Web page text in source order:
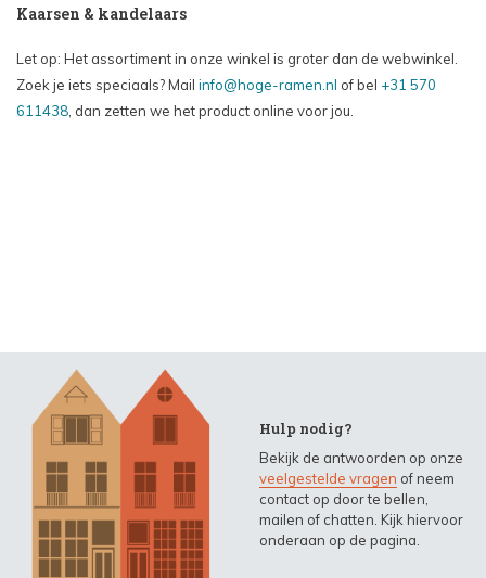
Kaarsen & kandelaars
Let op: Het assortiment in onze winkel is groter dan de webwinkel.
Zoek je iets speciaals? Mail info@hoge-ramen.nl of bel +31 570
611438 , dan zetten we het product online voor jou.
Hulp nodig?
Bekijk de antwoorden op onze
veelgestelde vragen of neem
contact op door te bellen,
mailen of chatten. Kijk hiervoor
onderaan op de pagina.